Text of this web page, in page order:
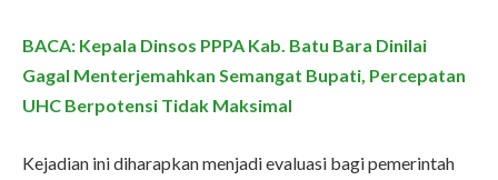
BACA: Kepala Dinsos PPPA Kab. Batu Bara Dinilai
Gagal Menterjemahkan Semangat Bupati, Percepatan
UHC Berpotensi Tidak Maksimal
Kejadian ini diharapkan menjadi evaluasi bagi pemerintah